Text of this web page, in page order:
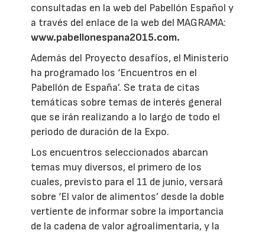
consultadas en la web del Pabellón Español y
a través del enlace de la web del MAGRAMA:
www.pabellonespana2015.com.
Además del Proyecto desafíos, el Ministerio
ha programado los ‘Encuentros en el
Pabellón de España’. Se trata de citas
temáticas sobre temas de interés general
que se irán realizando a lo largo de todo el
periodo de duración de la Expo.
Los encuentros seleccionados abarcan
temas muy diversos, el primero de los
cuales, previsto para el 11 de junio, versará
sobre ‘El valor de alimentos’ desde la doble
vertiente de informar sobre la importancia
de la cadena de valor agroalimentaria, y la